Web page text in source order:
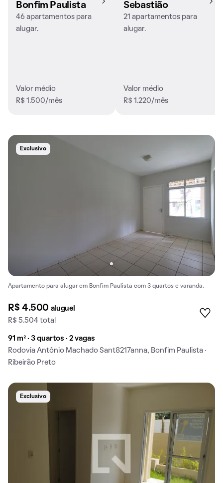
Bonfim Paulista
46 apartamentos para
alugar.
Valor médio
R$ 1.500/mês
Sebastião
21 apartamentos para
alugar.
Valor médio
R$ 1.220/mês
Exclusivo
Apartamento para alugar em Bonfim Paulista com 3 quartos e varanda.
R$ 4.500 aluguel
R$ 5.504 total
91 m² · 3 quartos · 2 vagas
Rodovia Antônio Machado Sant8217anna, Bonfim Paulista ·
Ribeirão Preto
Exclusivo